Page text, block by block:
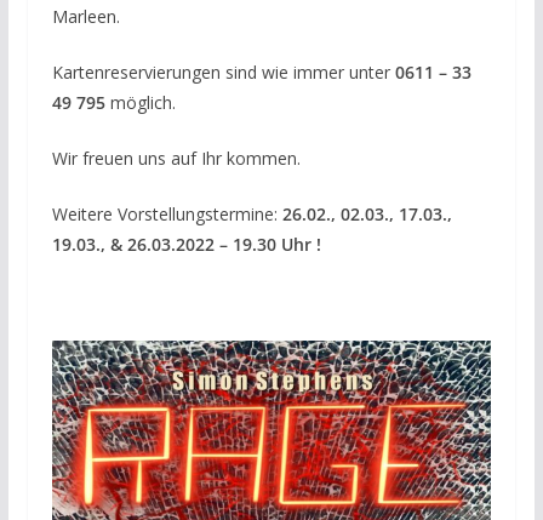
Marleen.
Kartenreservierungen sind wie immer unter 0611 – 33
49 795möglich.
Wir freuen uns auf Ihr kommen.
Weitere Vorstellungstermine: 26.02., 02.03., 17.03.,
19.03., & 26.03.2022 – 19.30 Uhr !